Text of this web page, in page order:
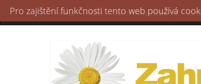
Hlavní Archív 3D tiskárna Rebel 2Z
Pro zajištění funkčnosti tento web používá